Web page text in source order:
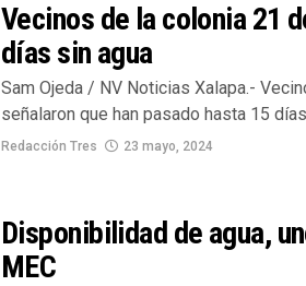
Vecinos de la colonia 21
días sin agua
Sam Ojeda / NV Noticias Xalapa.-
señalaron que han pasado hasta 15
Redacción Tres 23 mayo, 2024
Disponibilidad de agua,
MEC